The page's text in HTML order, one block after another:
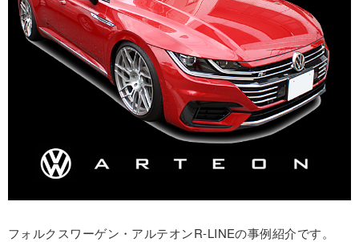
フォルクスワーゲン・アルテオンR-LINEの事例紹介です。